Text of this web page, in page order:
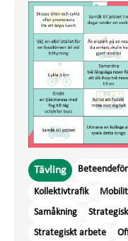
Tävling
Kollektivtrafik
Samåkning
Strategiskt arbete